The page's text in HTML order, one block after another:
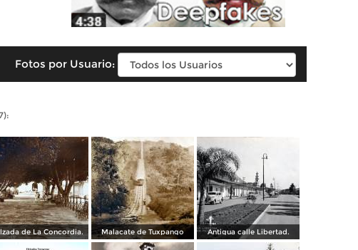
Fotos por Usuario:
de La Concordia. Malacate de Tuxpango Antigua calle Libertad.